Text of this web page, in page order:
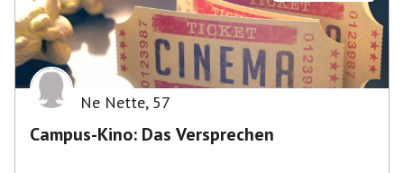
Ne Nette, 57
Campus-Kino: Das Versprechen